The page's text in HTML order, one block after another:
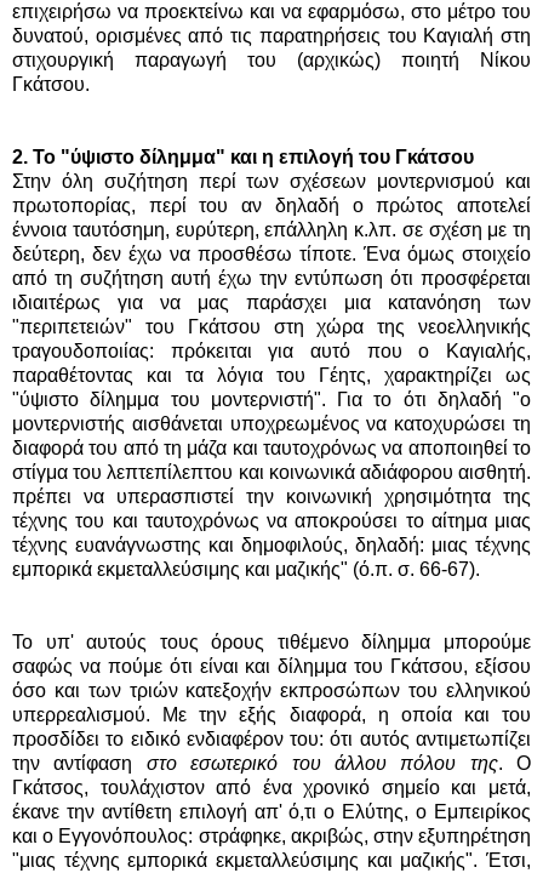
επιχειρήσω να προεκτείνω και να εφαρμόσω, στο μέτρο του
δυνατού, ορισμένες από τις παρατηρήσεις του Καγιαλή στη
στιχουργική παραγωγή του (αρχικώς) ποιητή Νίκου
Γκάτσου.
2. Το "ύψιστο δίλημμα" και η επιλογή του Γκάτσου
Στην όλη συζήτηση περί των σχέσεων μοντερνισμού και
πρωτοπορίας, περί του αν δηλαδή ο πρώτος αποτελεί
έννοια ταυτόσημη, ευρύτερη, επάλληλη κ.λπ. σε σχέση με τη
δεύτερη, δεν έχω να προσθέσω τίποτε. Ένα όμως στοιχείο
από τη συζήτηση αυτή έχω την εντύπωση ότι προσφέρεται
ιδιαιτέρως για να μας παράσχει μια κατανόηση των
"περιπετειών" του Γκάτσου στη χώρα της νεοελληνικής
τραγουδοποιίας: πρόκειται για αυτό που ο Καγιαλής,
παραθέτοντας και τα λόγια του Γέητς, χαρακτηρίζει ως
"ύψιστο δίλημμα του μοντερνιστή". Για το ότι δηλαδή "ο
μοντερνιστής αισθάνεται υποχρεωμένος να κατοχυρώσει τη
διαφορά του από τη μάζα και ταυτοχρόνως να αποποιηθεί το
στίγμα του λεπτεπίλεπτου και κοινωνικά αδιάφορου αισθητή.
πρέπει να υπερασπιστεί την κοινωνική χρησιμότητα της
τέχνης του και ταυτοχρόνως να αποκρούσει το αίτημα μιας
τέχνης ευανάγνωστης και δημοφιλούς, δηλαδή: μιας τέχνης
εμπορικά εκμεταλλεύσιμης και μαζικής" (ό.π. σ. 66-67).
Το υπ' αυτούς τους όρους τιθέμενο δίλημμα μπορούμε
σαφώς να πούμε ότι είναι και δίλημμα του Γκάτσου, εξίσου
όσο και των τριών κατεξοχήν εκπροσώπων του ελληνικού
υπερρεαλισμού. Με την εξής διαφορά, η οποία και του
προσδίδει το ειδικό ενδιαφέρον του: ότι αυτός αντιμετωπίζει
την αντίφαση στο εσωτερικό του άλλου πόλου της. Ο
Γκάτσος, τουλάχιστον από ένα χρονικό σημείο και μετά,
έκανε την αντίθετη επιλογή απ' ό,τι ο Ελύτης, ο Εμπειρίκος
και ο Εγγονόπουλος: στράφηκε, ακριβώς, στην εξυπηρέτηση
"μιας τέχνης εμπορικά εκμεταλλεύσιμης και μαζικής". Έτσι,